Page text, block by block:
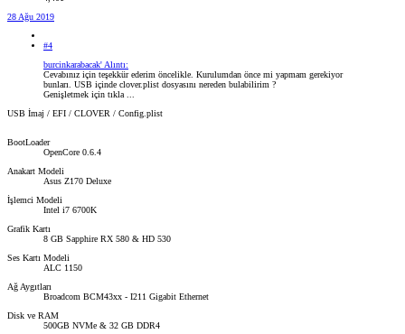
28 Ağu 2019
#4
burcinkarabacak' Alıntı:
Cevabınız için teşekkür ederim öncelikle. Kurulumdan önce mi yapmam gerekiyor
bunları. USB içinde clover.plist dosyasını nereden bulabilirim ?
Genişletmek için tıkla ...
USB İmaj / EFI / CLOVER / Config.plist
BootLoader
OpenCore 0.6.4
Anakart Modeli
Asus Z170 Deluxe
İşlemci Modeli
Intel i7 6700K
Grafik Kartı
8 GB Sapphire RX 580 & HD 530
Ses Kartı Modeli
ALC 1150
Ağ Aygıtları
Broadcom BCM43xx - I211 Gigabit Ethernet
Disk ve RAM
500GB NVMe & 32 GB DDR4